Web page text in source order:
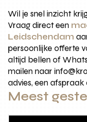
Wil je snel inzicht
Vraag direct een
Leidschendam
persoonlijke offerte
altijd bellen of
mailen naar
advies, een
Meest